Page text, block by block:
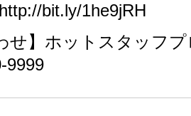
bit.ly/1he9jRH
せ】ホットスタッフ